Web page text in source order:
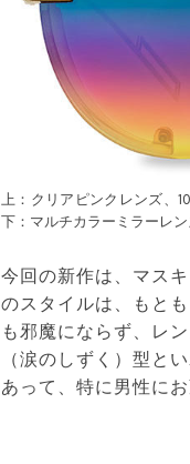
上：クリアピンクレンズ、
下：マルチカラーミラーレ
今回の新作は、マス
のスタイルは、もと
も邪魔にならず、レ
（涙のしずく）型と
あって、特に男性にお